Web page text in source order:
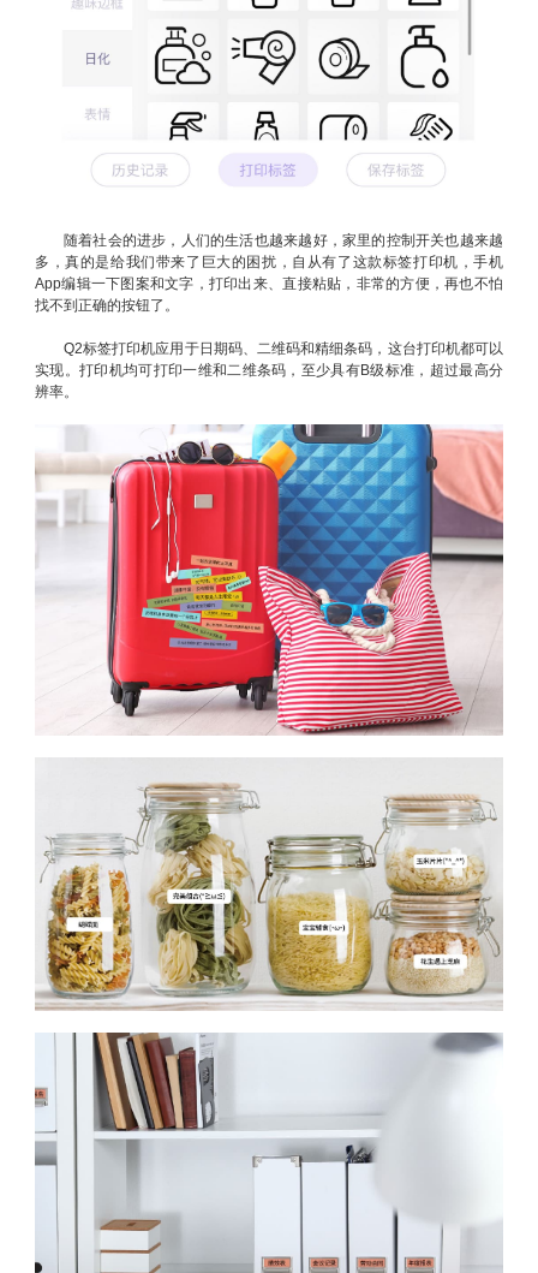
随着社会的进步，人们的生活也越来越好，家里的控制开关也越来越
多，真的是给我们带来了巨大的困扰，自从有了这款标签打印机，手机
App编辑一下图案和文字，打印出来、直接粘贴，非常的方便，再也不怕
找不到正确的按钮了。
Q2标签打印机应用于日期码、二维码和精细条码，这台打印机都可以
实现。打印机均可打印一维和二维条码，至少具有B级标准，超过最高分
辨率。